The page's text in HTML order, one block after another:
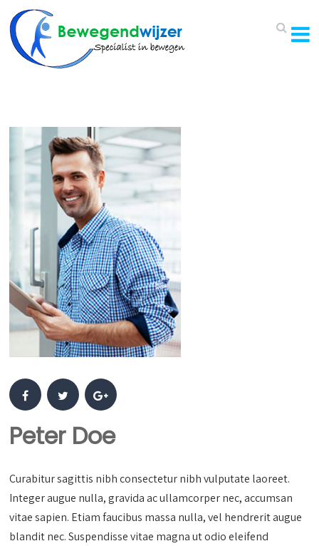
Peter Doe
Curabitur sagittis nibh consectetur nibh vulputate laoreet.
Integer augue nulla, gravida ac ullamcorper nec, accumsan
vitae sapien. Etiam faucibus massa nulla, vel hendrerit augue
blandit nec. Suspendisse vitae magna ut odio eleifend